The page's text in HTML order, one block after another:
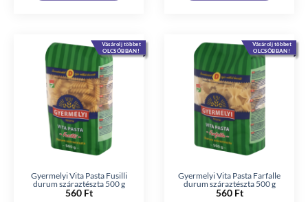
Vásárolj többet
OLCSÓBBAN!
Gyermelyi Vita Pasta Fusilli
durum száraztészta 500 g
560 Ft
Vásárolj többet
OLCSÓBBAN!
Gyermelyi Vita Pasta Farfalle
durum száraztészta 500 g
560 Ft